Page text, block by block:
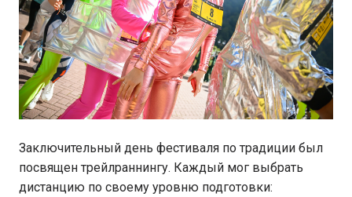
Заключительный день фестиваля по традиции был
посвящен трейлраннингу. Каждый мог выбрать
дистанцию по своему уровню подготовки: